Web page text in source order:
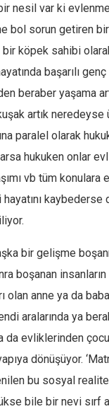
nesil var ki
bol sorun getiren bir
köpek sahibi
başarılı
beraber yaşama
artık neredeyse
paralel olarak
hukuken onlar
vb tüm konulara
bir gelişme
boşanan
olan anne ya da
aralarında ya
evliklerinden
dönüşüyor.
bu sosyal realite
bile bir nevi sırf